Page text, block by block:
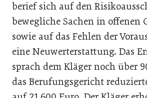
berief sich auf den
bewegliche Sachen in offenen
sowie auf das Fehlen der
eine Neuwerterstattung. Das
sprach dem Kläger noch über
das Berufungsgericht